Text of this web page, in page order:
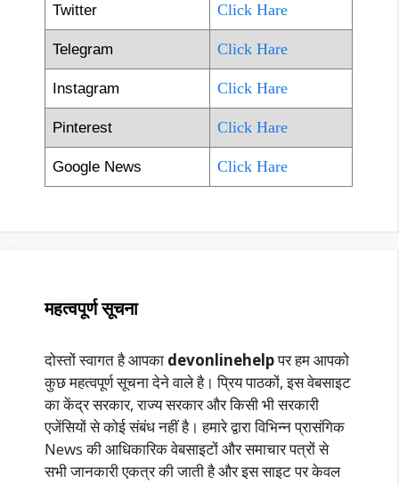
Twitter Click Hare
Telegram Click Hare
Instagram Click Hare
Pinterest Click Hare
Google News Click Hare
महत्वपूर्ण सूचना
दोस्तों स्वागत है आपका devonlinehelpपर हम आपको
कुछ महत्वपूर्ण सूचना देने वाले है। प्रिय पाठकों, इस वेबसाइट
का केंद्र सरकार, राज्य सरकार और किसी भी सरकारी
एजेंसियों से कोई संबंध नहीं है। हमारे द्वारा विभिन्न प्रासंगिक
News की आधिकारिक वेबसाइटों और समाचार पत्रों से
सभी जानकारी एकत्र की जाती है और इस साइट पर केवल